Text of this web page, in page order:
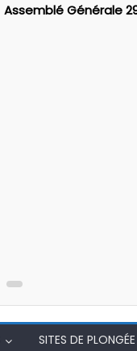
Assemblé Générale
SITES DE PLONGÉE